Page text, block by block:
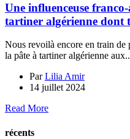
Une influenceuse
tartiner algérienne dont
Nous revoilà encore en train
la pâte à tartiner algérienne
ParLilia Amir
14 juillet 2024
Read More
récents